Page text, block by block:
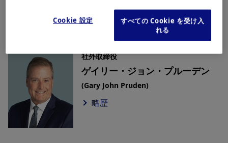
社外取締役
ゲイリー・ジョン・プルーデン
(Gary John Pruden)
略歴
Cookie 設定
すべての Cookie を受け入
れる